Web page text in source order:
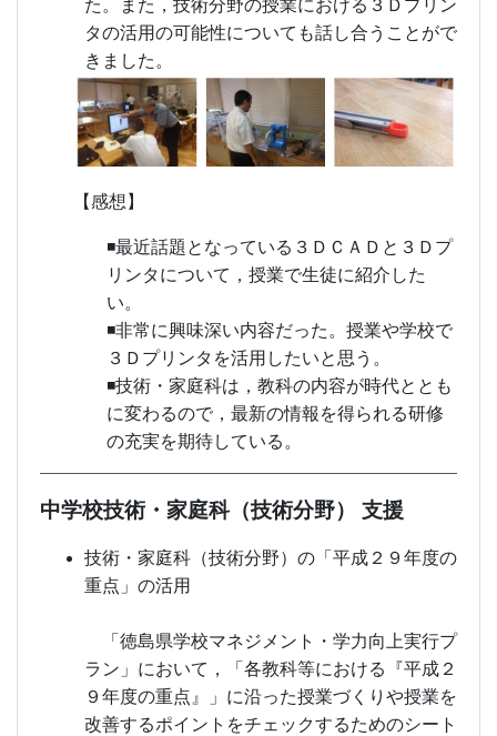
た。また，技術分野の授業における３Ｄプリン
タの活用の可能性についても話し合うことがで
きました。
【感想】
◾最近話題となっている３ＤＣＡＤと３Ｄプ
リンタについて，授業で生徒に紹介した
い。
◾非常に興味深い内容だった。授業や学校で
３Ｄプリンタを活用したいと思う。
◾技術・家庭科は，教科の内容が時代ととも
に変わるので，最新の情報を得られる研修
の充実を期待している。
中学校技術・家庭科（技術分野） 支援
技術・家庭科（技術分野）の「平成２９年度の
重点」の活用
「徳島県学校マネジメント・学力向上実行プ
ラン」において，「各教科等における『平成２
９年度の重点』」に沿った授業づくりや授業を
改善するポイントをチェックするためのシート